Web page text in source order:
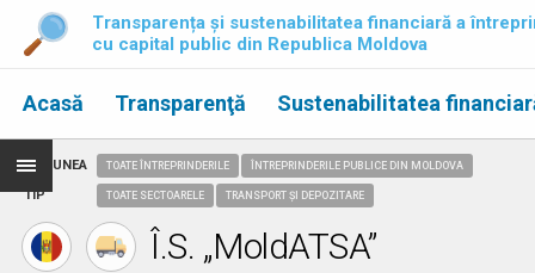
Transparența și sustenabilitatea financiară a
cu capital public din Republica Moldova
Acasă Transparenţă Sustenabilitatea
REGIUNEA
TIP
TOATE ÎNTREPRINDERILE ÎNTREPRINDERILE PUBLICE DIN MOLDOVA
TOATE SECTOARELE TRANSPORT ȘI DEPOZITARE
Î.S. „MoldATSA”